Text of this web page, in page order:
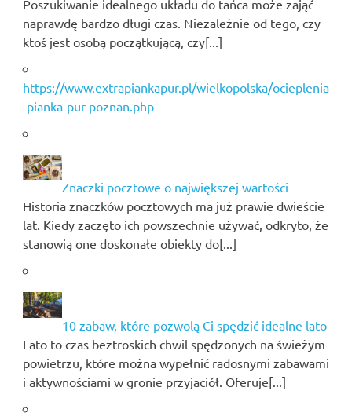
Poszukiwanie idealnego układu do tańca może zająć
naprawdę bardzo długi czas. Niezależnie od tego, czy
ktoś jest osobą początkującą, czy[...]
https://www.extrapiankapur.pl/wielkopolska/ocieplenia
-pianka-pur-poznan.php
Znaczki pocztowe o największej wartości
Historia znaczków pocztowych ma już prawie dwieście
lat. Kiedy zaczęto ich powszechnie używać, odkryto, że
stanowią one doskonałe obiekty do[...]
10 zabaw, które pozwolą Ci spędzić idealne lato
Lato to czas beztroskich chwil spędzonych na świeżym
powietrzu, które można wypełnić radosnymi zabawami
i aktywnościami w gronie przyjaciół. Oferuje[...]